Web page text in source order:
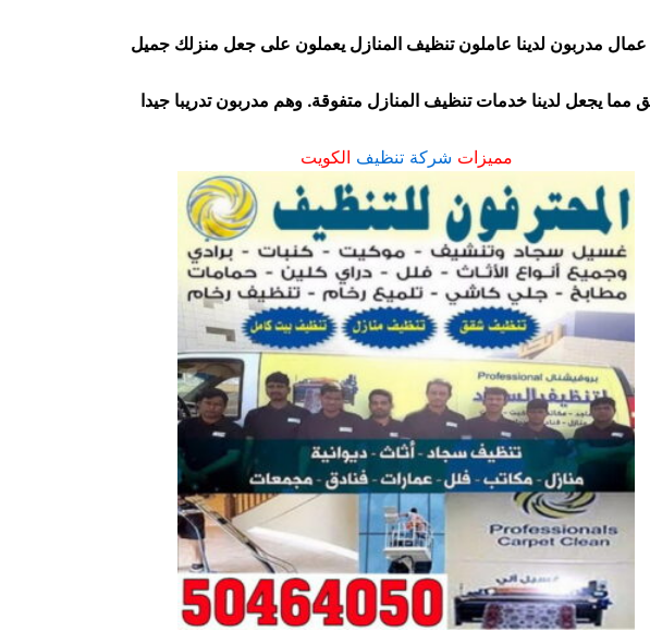
عمال مدربون لدينا عاملون تنظيف المنازل يعملون على جعل منزلك جميل
مما يجعل لدينا خدمات تنظيف المنازل متفوقة. وهم مدربون تدريبا جيدا
مميزات شركة تنظيف الكويت